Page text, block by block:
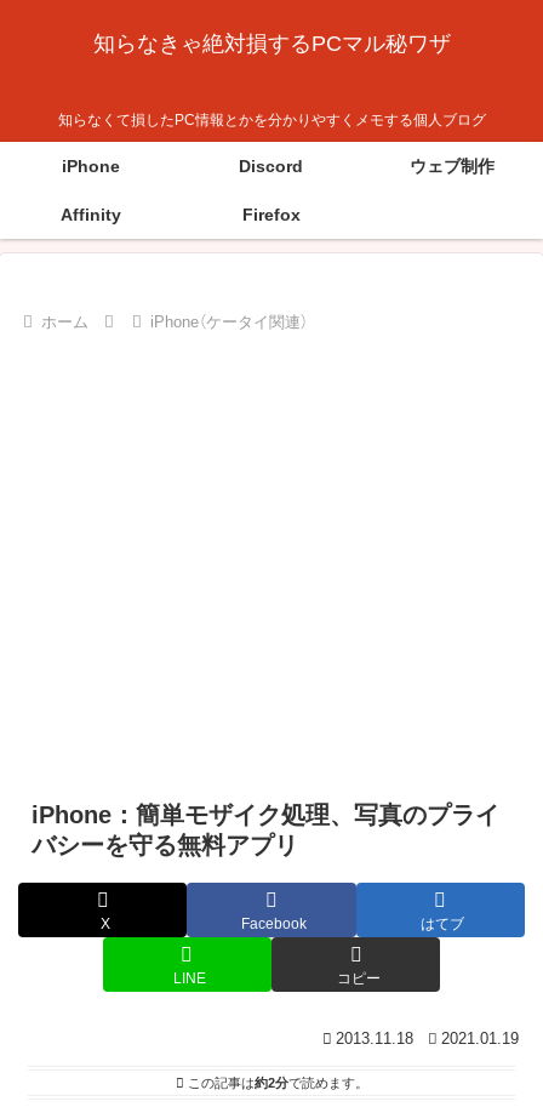
知らなきゃ絶対損するPCマル秘ワザ
知らなくて損したPC情報とかを分かりやすくメモする個人ブログ
iPhone Discord ウェブ制作
Affinity Firefox
ホーム iPhone（ケータイ関連）
iPhone：簡単モザイク処理、写真のプライ
バシーを守る無料アプリ
X Facebook はてブ
LINE コピー
2013.11.18 2021.01.19
この記事は約2分で読めます。